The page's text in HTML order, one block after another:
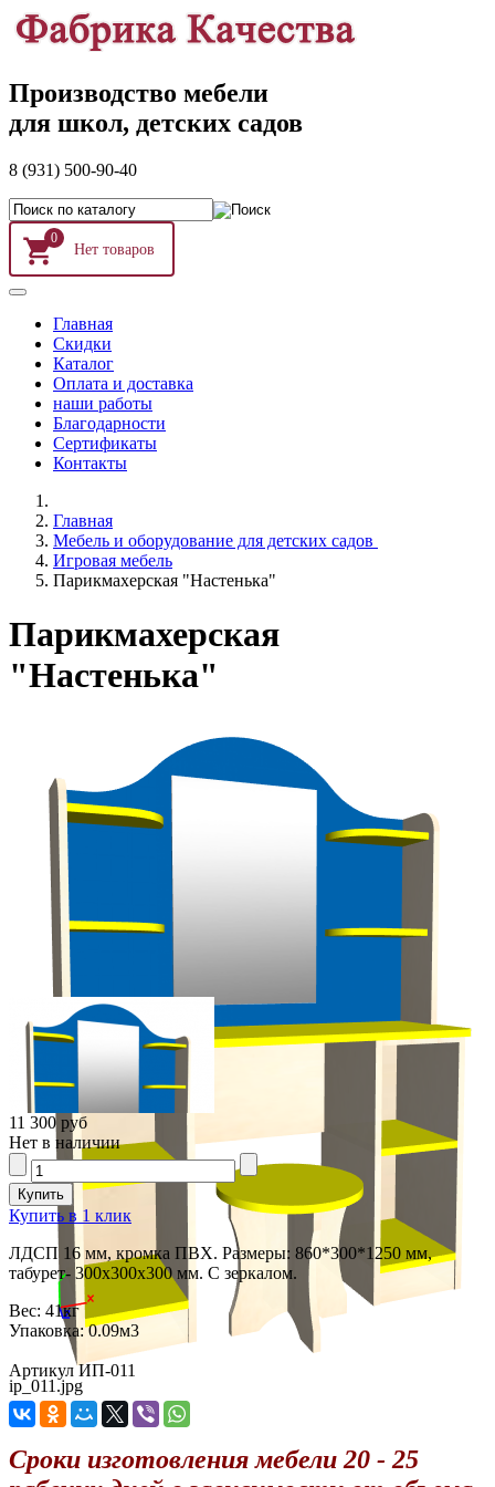
Производство мебели
для школ, детских садов
8 (931) 500-90-40
0
Главная
Скидки
Каталог
Оплата и доставка
наши работы
Благодарности
Сертификаты
Контакты
Главная
Мебель и оборудование для детских садов
Игровая мебель
Парикмахерская "Настенька"
Парикмахерская
"Настенька"
ip_011.jpg
11 300 руб
Нет в наличии
Купить в 1 клик
ЛДСП 16 мм, кромка ПВХ. Размеры: 860*300*1250 мм,
табурет- 300х300х300 мм. С зеркалом.
Вес: 41кг
Упаковка:0.09м3
Артикул ИП-011
Сроки изготовления мебели 20 - 25